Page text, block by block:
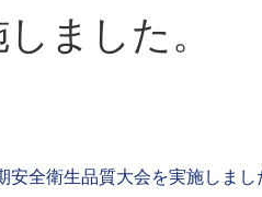
ました。